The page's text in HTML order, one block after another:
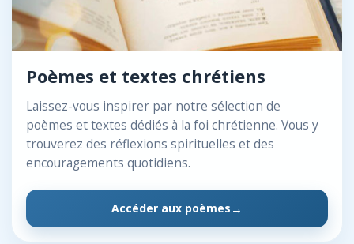
Poèmes et textes chrétiens
Laissez-vous inspirer par notre sélection de
poèmes et textes dédiés à la foi chrétienne. Vous y
trouverez des réflexions spirituelles et des
encouragements quotidiens.
Accéder aux poèmes